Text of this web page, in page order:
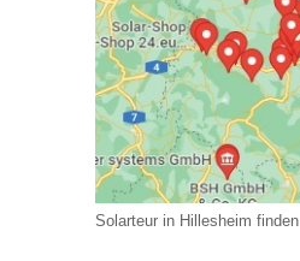
Solarteur in Hillesheim finden